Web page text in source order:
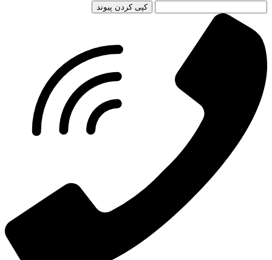
کپی کردن پیوند